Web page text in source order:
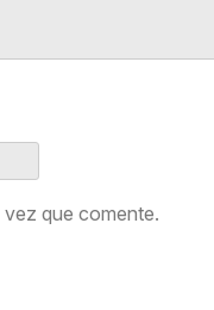
que comente.